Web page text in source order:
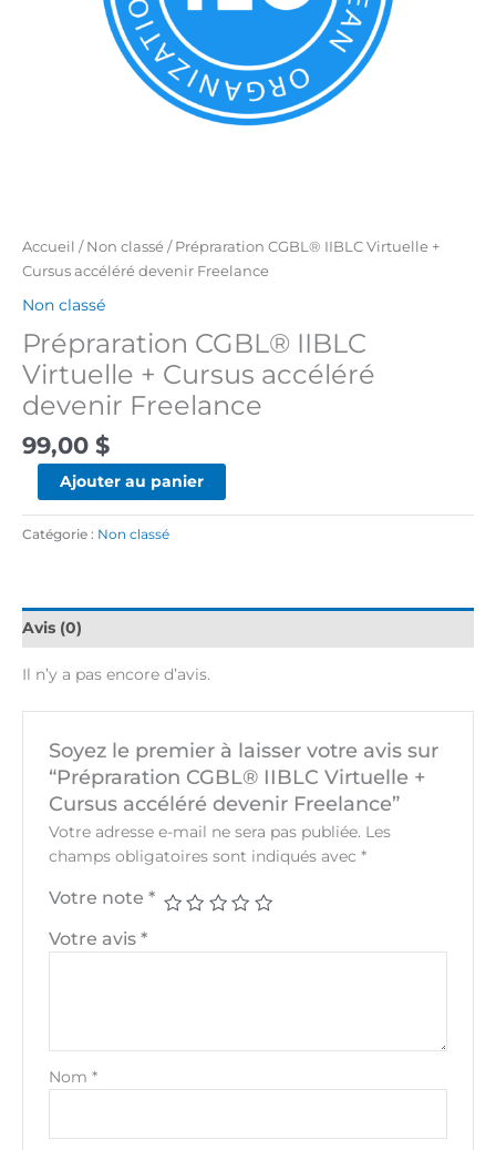
Accueil / Non classé / Prépraration CGBL® IIBLC Virtuelle +
Cursus accéléré devenir Freelance
Non classé
Prépraration CGBL® IIBLC
Virtuelle + Cursus accéléré
devenir Freelance
99,00 $
Ajouter au panier
Catégorie : Non classé
Avis (0)
Il n’y a pas encore d’avis.
Soyez le premier à laisser votre avis sur
“Prépraration CGBL® IIBLC Virtuelle +
Cursus accéléré devenir Freelance”
Votre adresse e-mail ne sera pas publiée. Les
champs obligatoires sont indiqués avec *
Votre note *
Votre avis *
Nom *